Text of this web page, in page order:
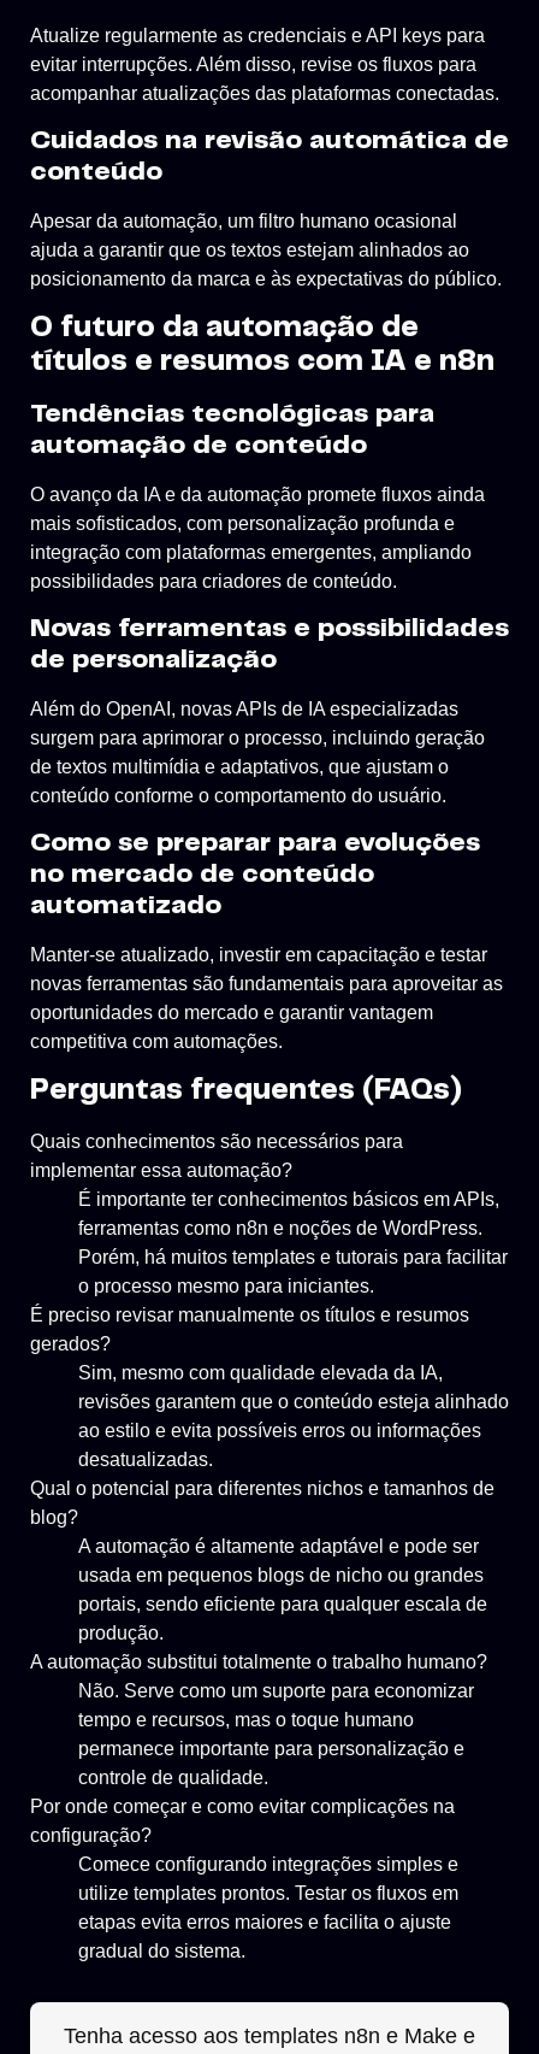
Atualize regularmente as credenciais e API keys para
evitar interrupções. Além disso, revise os fluxos para
acompanhar atualizações das plataformas conectadas.
Cuidados na revisão automática de
conteúdo
Apesar da automação, um filtro humano ocasional
ajuda a garantir que os textos estejam alinhados ao
posicionamento da marca e às expectativas do público.
O futuro da automação de
títulos e resumos com IA e n8n
Tendências tecnológicas para
automação de conteúdo
O avanço da IA e da automação promete fluxos ainda
mais sofisticados, com personalização profunda e
integração com plataformas emergentes, ampliando
possibilidades para criadores de conteúdo.
Novas ferramentas e possibilidades
de personalização
Além do OpenAI, novas APIs de IA especializadas
surgem para aprimorar o processo, incluindo geração
de textos multimídia e adaptativos, que ajustam o
conteúdo conforme o comportamento do usuário.
Como se preparar para evoluções
no mercado de conteúdo
automatizado
Manter-se atualizado, investir em capacitação e testar
novas ferramentas são fundamentais para aproveitar as
oportunidades do mercado e garantir vantagem
competitiva com automações.
Perguntas frequentes (FAQs)
Quais conhecimentos são necessários para
implementar essa automação?
É importante ter conhecimentos básicos em APIs,
ferramentas como n8n e noções de WordPress.
Porém, há muitos templates e tutorais para facilitar
o processo mesmo para iniciantes.
É preciso revisar manualmente os títulos e resumos
gerados?
Sim, mesmo com qualidade elevada da IA,
revisões garantem que o conteúdo esteja alinhado
ao estilo e evita possíveis erros ou informações
desatualizadas.
Qual o potencial para diferentes nichos e tamanhos de
blog?
A automação é altamente adaptável e pode ser
usada em pequenos blogs de nicho ou grandes
portais, sendo eficiente para qualquer escala de
produção.
A automação substitui totalmente o trabalho humano?
Não. Serve como um suporte para economizar
tempo e recursos, mas o toque humano
permanece importante para personalização e
controle de qualidade.
Por onde começar e como evitar complicações na
configuração?
Comece configurando integrações simples e
utilize templates prontos. Testar os fluxos em
etapas evita erros maiores e facilita o ajuste
gradual do sistema.
Tenha acesso aos templates n8n e Make e